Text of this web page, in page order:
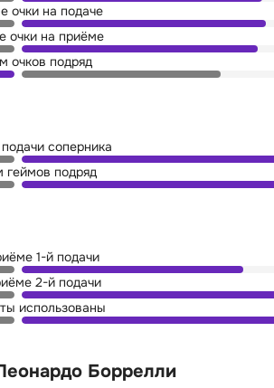
очки на подаче
очки на приёме
очков подряд
соперника
подряд
1-й подачи
2-й подачи
использованы
Боррелли